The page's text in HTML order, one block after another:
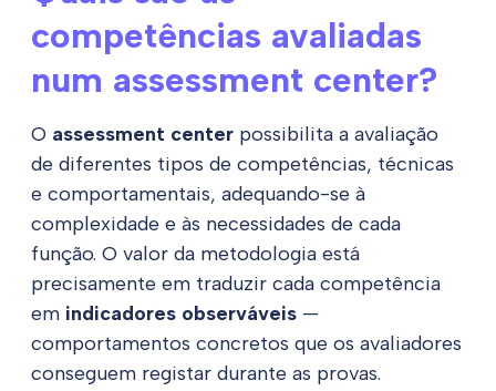
competências avaliadas
num assessment center?
O assessment center possibilita a avaliação
de diferentes tipos de competências, técnicas
e comportamentais, adequando-se à
complexidade e às necessidades de cada
função. O valor da metodologia está
precisamente em traduzir cada competência
em indicadores observáveis —
comportamentos concretos que os avaliadores
conseguem registar durante as provas.